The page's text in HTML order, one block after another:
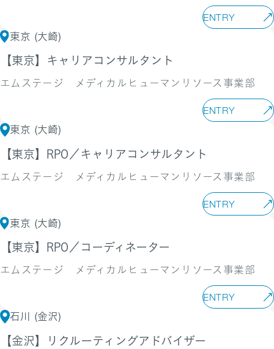
ENTRY
東京 (大崎)
【東京】キャリアコンサルタント
エムステージ メディカルヒューマンリソース事業部
ENTRY
東京 (大崎)
【東京】RPO／キャリアコンサルタント
エムステージ メディカルヒューマンリソース事業部
ENTRY
東京 (大崎)
【東京】RPO／コーディネーター
エムステージ メディカルヒューマンリソース事業部
ENTRY
石川 (金沢)
【金沢】リクルーティングアドバイザー